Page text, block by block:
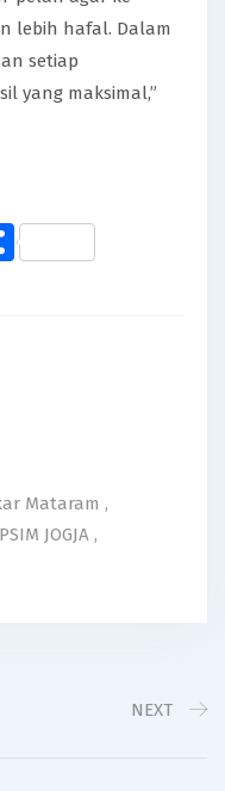
lebih hafal. Dalam
setiap
yang maksimal,”
Share
Mataram ,
PSIM JOGJA ,
NEXT